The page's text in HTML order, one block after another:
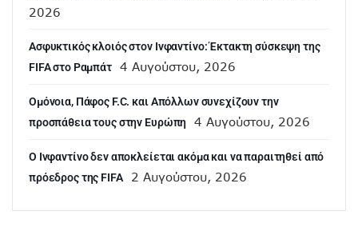
2026
Ασφυκτικός κλοιός στον Ινφαντίνο: Έκτακτη σύσκεψη της
FIFA στο Ραμπάτ
4 Αυγούστου, 2026
Ομόνοια, Πάφος F.C. και Απόλλων συνεχίζουν την
προσπάθεια τους στην Ευρώπη
4 Αυγούστου, 2026
Ο Ινφαντίνο δεν αποκλείεται ακόμα και να παραιτηθεί από
πρόεδρος της FIFA
2 Αυγούστου, 2026